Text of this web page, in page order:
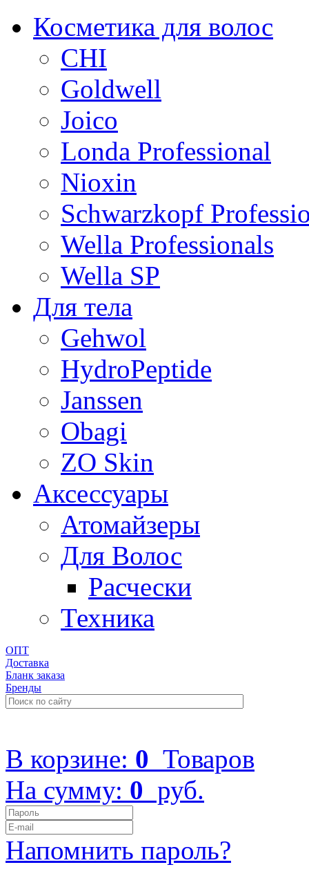
Косметика для волос
CHI
Goldwell
Joico
Londa Professional
Nioxin
Schwarzkopf
Wella Professionals
Wella SP
Для тела
Gehwol
HydroPeptide
Janssen
Obagi
ZO Skin
Aксессуары
Атомайзеры
Для Волос
Расчески
Техника
ОПТ
Доставка
Бланк заказа
Бренды
В корзине: 0 Товаров
На сумму: 0 руб.
Напомнить пароль?